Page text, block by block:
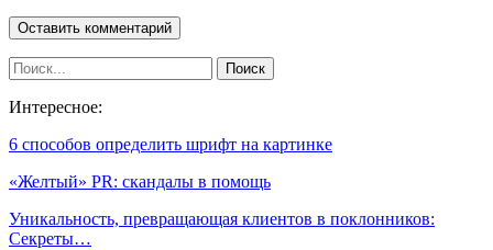
Интересное:
6 способов определить шрифт на картинке
«Желтый» PR: скандалы в помощь
Уникальность, превращающая клиентов в поклонников:
Секреты…